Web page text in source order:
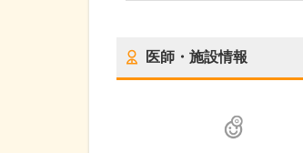
医師・施設情報